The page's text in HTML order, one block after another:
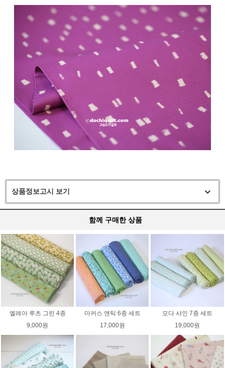
상품정보고시 보기
함께 구매한 상품
엘레아 루츠 그린 4종
9,000원
마커스 앤틱 6종 세트
17,000원
모다 샤인 7종 세트
19,000원